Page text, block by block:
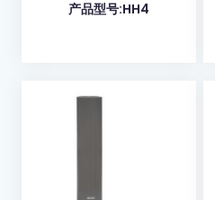
产品型号:HH4